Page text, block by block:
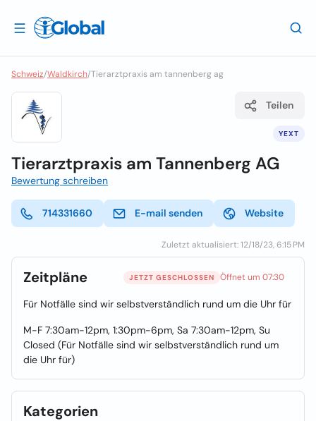
Schweiz/Waldkirch/Tierarztpraxis am tannenberg ag
YEXT
Teilen
Tierarztpraxis am Tannenberg AG
Bewertung schreiben
714331660 E-mail senden Website
Zuletzt aktualisiert: 12/18/23, 6:15 PM
Zeitpläne JETZT GESCHLOSSEN Öffnet um 07:30
Für Notfälle sind wir selbstverständlich rund um die Uhr für
M-F 7:30am-12pm, 1:30pm-6pm, Sa 7:30am-12pm, Su
Closed (Für Notfälle sind wir selbstverständlich rund um
die Uhr für)
Kategorien